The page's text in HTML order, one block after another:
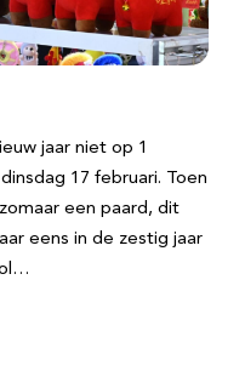
jaar niet op 1
17 februari. Toen
een paard, dit
eens in de zestig jaar